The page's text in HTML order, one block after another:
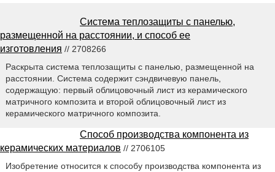
Система теплозащиты с панелью,
размещенной на расстоянии, и способ ее
изготовления // 2708266
Раскрыта система теплозащиты с панелью, размещенной на
расстоянии. Система содержит сэндвичевую панель,
содержащую: первый облицовочный лист из керамического
матричного композита и второй облицовочный лист из
керамического матричного композита.
Способ производства компонента из
керамических материалов // 2706105
Изобретение относится к способу производства компонента из